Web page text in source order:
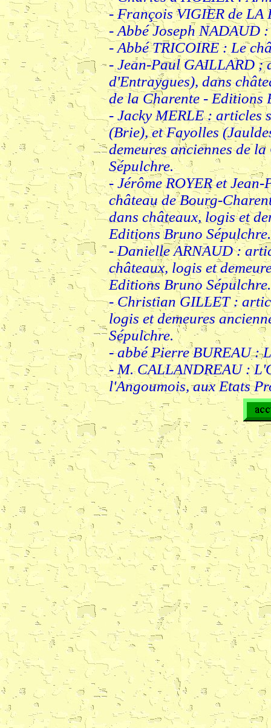
- François VIGIER de LA
- Abbé Joseph NADAUD
- Abbé TRICOIRE : Le
- Jean-Paul GAILLARD
d'Entraygues), dans
de la Charente - Editions
- Jacky MERLE : articles
(Brie), et Fayolles
demeures anciennes de
Sépulchre.
- Jérôme ROYER et
château de Bourg-
dans châteaux, logis et
Editions Bruno Sépulchre.
- Danielle ARNAUD :
châteaux, logis et
Editions Bruno Sépulchre.
- Christian GILLET :
logis et demeures
Sépulchre.
- abbé Pierre BUREAU :
- M. CALLANDREAU :
l'Angoumois, aux Etats